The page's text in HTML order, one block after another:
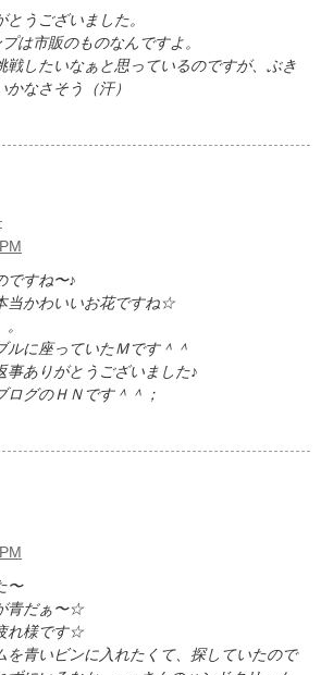
うございました。
は市販のものなんですよ。
戦したいなぁと思っているのですが、ぶき
なさそう（汗）
ですね〜♪
当かわいいお花ですね☆
ルに座っていたＭです＾＾
事ありがとうございました♪
ログのＨＮです＾＾；
〜
青だぁ〜☆
れ様です☆
を青いビンに入れたくて、探していたので